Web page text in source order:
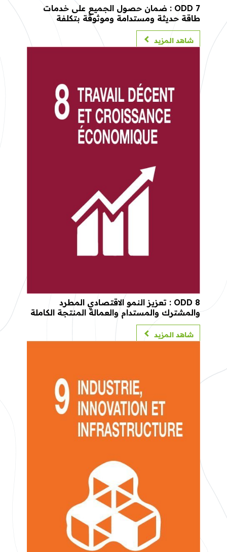
ODD 7 : ضمان حصول الجميع على خدمات
طاقة حديثة ومستدامة وموثوقة بتكلفة
معقولة
شاهد المزيد
ODD 8 : تعزيز النمو الاقتصادي المطرد
والمشترك والمستدام والعمالة المنتجة الكاملة
وتوفير العمل اللائق للجميع
شاهد المزيد